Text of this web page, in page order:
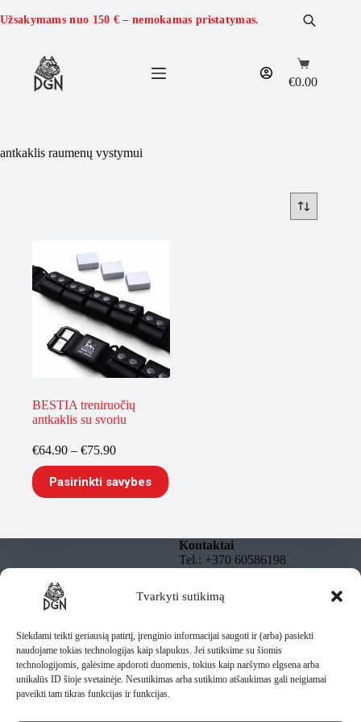
Tvarkyti sutikimą
Siekdami teikti geriausią patirtį, įrenginio informacijai saugoti ir (arba) pasiekti
naudojame tokias technologijas kaip slapukus. Jei sutiksime su šiomis
technologijomis, galėsime apdoroti duomenis, tokius kaip naršymo elgsena arba
unikalūs ID šioje svetainėje. Nesutikimas arba sutikimo atšaukimas gali neigiamai
paveikti tam tikras funkcijas ir funkcijas.
to
Užsakymams nuo 150 € – nemokamas pristatymas.
Shopping
cart
€0.00
antkaklis raumenų vystymui
BESTIA treniruočių
antkaklis su svoriu
€64.90 – €75.90Price
range:
€64.90
through
Pasirinkti savybes
This
product
has
chosen
the
product
page
Informacija
Taisyklės
Pristatymas
Kontaktai
Tel.: +370 60586198
DGNBULLY – Tomas
Daugnoras
Individuali veikla pagal
pažymą